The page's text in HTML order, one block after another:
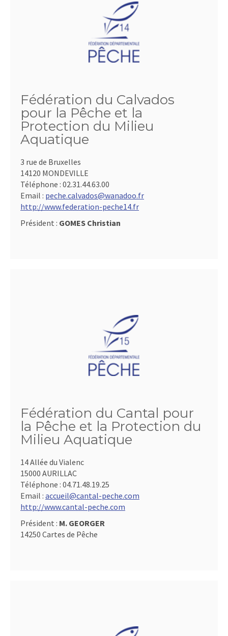
Fédération du Calvados
pour la Pêche et la
Protection du Milieu
Aquatique
3 rue de Bruxelles
14120 MONDEVILLE
Téléphone : 02.31.44.63.00
Email : peche.calvados@wanadoo.fr
http://www.federation-peche14.fr
Président : GOMES Christian
Fédération du Cantal pour
la Pêche et la Protection du
Milieu Aquatique
14 Allée du Vialenc
15000 AURILLAC
Téléphone : 04.71.48.19.25
Email : accueil@cantal-peche.com
http://www.cantal-peche.com
Président : M. GEORGER
14250 Cartes de Pêche